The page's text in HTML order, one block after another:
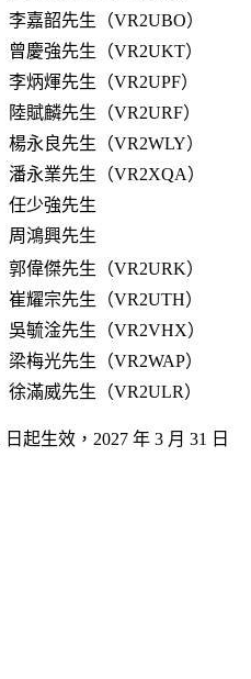
李嘉韶先生（VR2UBO）
曾慶強先生（VR2UKT）
李炳煇先生（VR2UPF）
陸賦麟先生（VR2URF）
楊永良先生（VR2WLY）
潘永業先生（VR2XQA）
任少強先生
周鴻興先生
郭偉傑先生（VR2URK）
崔耀宗先生（VR2UTH）
吳毓淦先生（VR2VHX）
梁梅光先生（VR2WAP）
徐滿威先生（VR2ULR）
起生效，2027 年 3 月 31 日